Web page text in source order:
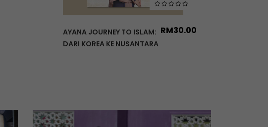
AYANA JOURNEY TO ISLAM:
DARI KOREA KE NUSANTARA
RM30.00